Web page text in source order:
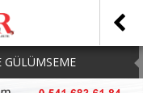
GÜLÜMSEME